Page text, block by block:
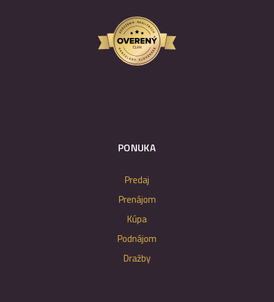
PONUKA
Predaj
Prenájom
Kúpa
Podnájom
Dražby